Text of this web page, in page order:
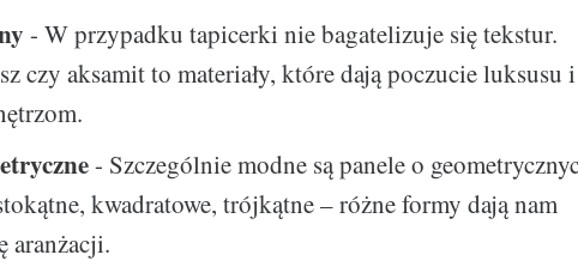
- W przypadku tapicerki nie bagatelizuje się tekstur.
czy aksamit to materiały, które dają poczucie luksusu i
- Szczególnie modne są panele o
kwadratowe, trójkątne – różne formy dają nam
aranżacji.